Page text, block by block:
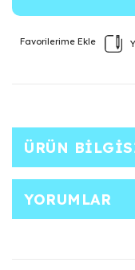
ÜRÜN
YORUMLAR